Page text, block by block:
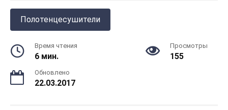
Полотенцесушители
Время чтения
6 мин.
Просмотры
155
Обновлено
22.03.2017